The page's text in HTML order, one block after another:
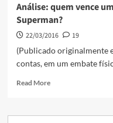
Análise: quem vence
Superman?
22/03/2016
19
(Publicado originalmente
contas, em um embate
Read More